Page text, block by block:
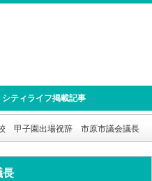
シティライフ掲載記事
甲子園出場祝辞 市原市議会議長
長